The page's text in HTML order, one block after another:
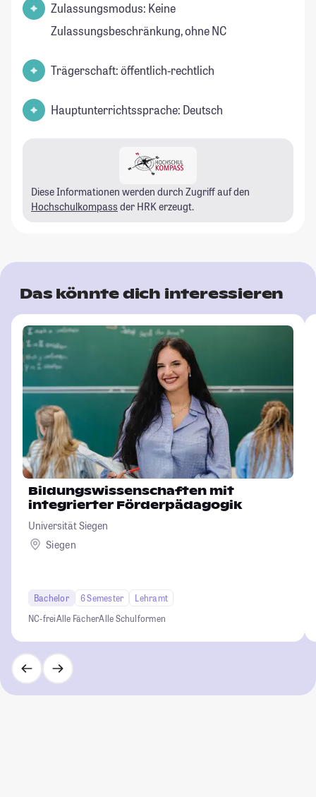
Zulassungsmodus: Keine
Zulassungsbeschränkung, ohne NC
Trägerschaft: öffentlich-rechtlich
Hauptunterrichtssprache: Deutsch
Diese Informationen werden durch Zugriff auf den
Hochschulkompass der HRK erzeugt.
Das könnte dich interessieren
Bildungswissenschaften mit
integrierter Förderpädagogik
Universität Siegen
Siegen
Bachelor 6 Semester
Lehramt
NC-freiAlle FächerAlle Schulformen